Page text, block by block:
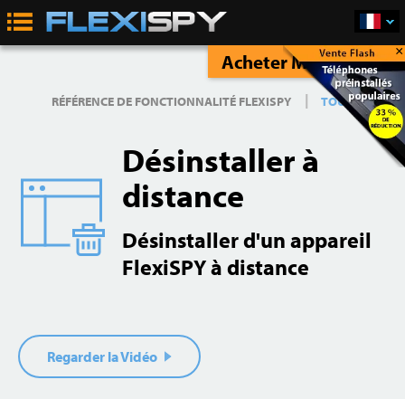
Acheter Maintenant ×
RÉFÉRENCE DE FONCTIONNALITÉ FLEXISPY | TOUT
Désinstaller à
distance
Désinstaller d'un appareil
FlexiSPY à distance
Regarder la Vidéo